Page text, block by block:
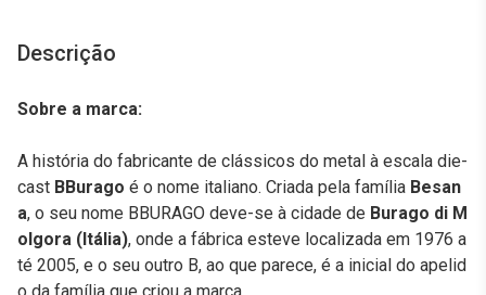
Descrição
Sobre a marca:
A história do fabricante de clássicos do metal à escala die-
cast BBurago é o nome italiano. Criada pela família Besan
a, o seu nome BBURAGO deve-se à cidade de Burago di M
olgora (Itália), onde a fábrica esteve localizada em 1976 a
té 2005, e o seu outro B, ao que parece, é a inicial do apelid